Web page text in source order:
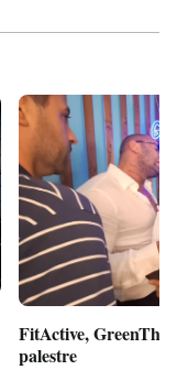
FitActive,
palestre